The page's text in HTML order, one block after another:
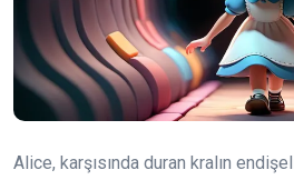
Alice, karşısında duran kralın